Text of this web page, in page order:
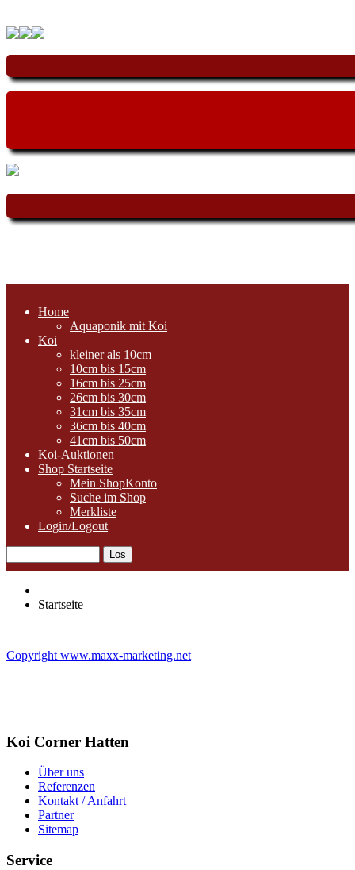
Home
Aquaponik mit Koi
Koi
kleiner als 10cm
10cm bis 15cm
16cm bis 25cm
26cm bis 30cm
31cm bis 35cm
36cm bis 40cm
41cm bis 50cm
Koi-Auktionen
Shop Startseite
Mein ShopKonto
Suche im Shop
Merkliste
Login/Logout
Startseite
Copyright www.maxx-marketing.net
Koi Corner Hatten
Über uns
Referenzen
Kontakt / Anfahrt
Partner
Sitemap
Service